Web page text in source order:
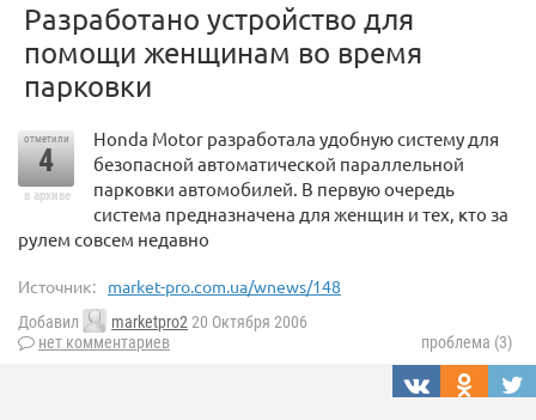
Разработано устройство для
помощи женщинам во время
парковки
отметили
4
в архиве
Honda Motor разработала удобную систему для
безопасной автоматической параллельной
парковки автомобилей. В первую очередь
система предназначена для женщин и тех, кто за
рулем совсем недавно
Источник: market-pro.com.ua/wnews/148
Добавил marketpro220 Октября 2006
нет комментариев
проблема (3)